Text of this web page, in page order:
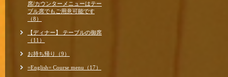
席/カウンターメニューはテー
ブル席でもご用意可能です
（8）
【ディナー】 テーブルの御席
（11）
お持ち帰り（9）
=English= Course menu（17）